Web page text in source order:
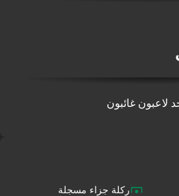
لاعبون غائبون
ركلة جزاء مسجلة